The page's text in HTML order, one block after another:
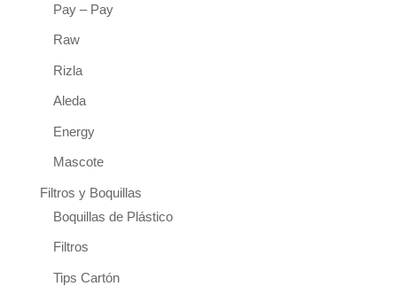
Pay – Pay
Raw
Rizla
Aleda
Energy
Mascote
Filtros y Boquillas
Boquillas de Plástico
Filtros
Tips Cartón